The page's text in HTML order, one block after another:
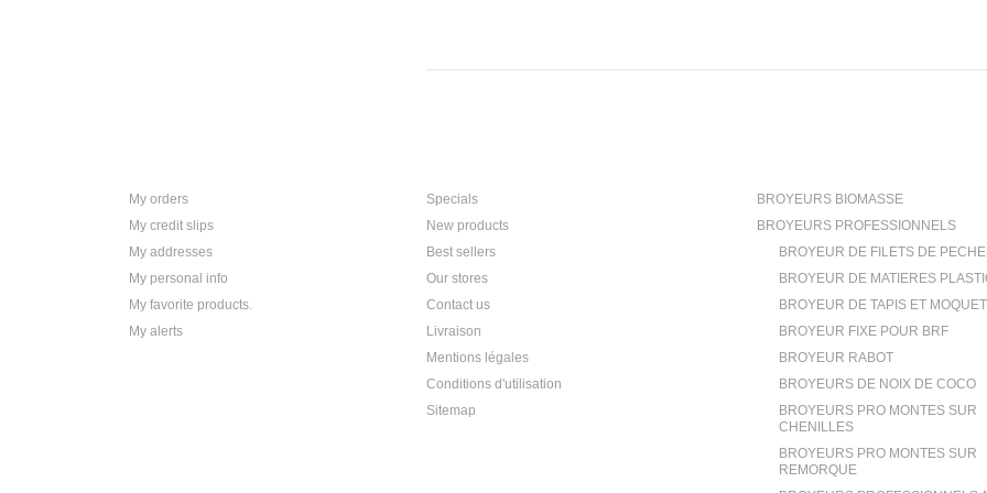
My orders
My credit slips
My addresses
My personal info
My favorite products.
My alerts
Specials
New products
Best sellers
Our stores
Contact us
Livraison
Mentions légales
Conditions d'utilisation
Sitemap
BROYEURS BIOMASSE
BROYEURS PROFESSIONNELS
BROYEUR DE FILETS DE PECHE
BROYEUR DE MATIERES
BROYEUR DE TAPIS ET
BROYEUR FIXE POUR BRF
BROYEUR RABOT
BROYEURS DE NOIX DE COCO
BROYEURS PRO MONTES SUR
CHENILLES
BROYEURS PRO MONTES SUR
REMORQUE